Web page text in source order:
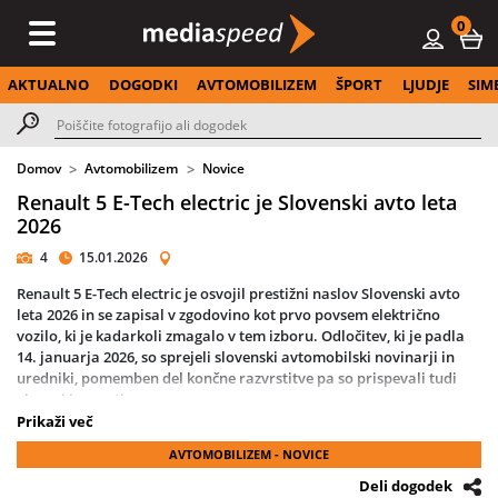
0
AKTUALNO DOGODKI AVTOMOBILIZEM ŠPORT LJUDJE
Domov Avtomobilizem Novice
Renault 5 E-Tech electric je Slovenski avto leta
2026
4 15.01.2026
Renault 5 E-Tech electric je osvojil prestižni naslov Slovenski avto
leta 2026 in se zapisal v zgodovino kot prvo povsem električno
vozilo, ki je kadarkoli zmagalo v tem izboru. Odločitev, ki je padla
14. januarja 2026, so sprejeli slovenski avtomobilski novinarji in
uredniki, pomemben del končne razvrstitve pa so prispevali tudi
glasovi javnosti.
najpomembnejše avtomobilsko priznanje v Sloveniji. Letos je bil
rezultat še posebej zgovoren: Renault 5 E-Tech electric je že pred
Prikaži več
AVTOMOBILIZEM - NOVICE
Deli dogodek